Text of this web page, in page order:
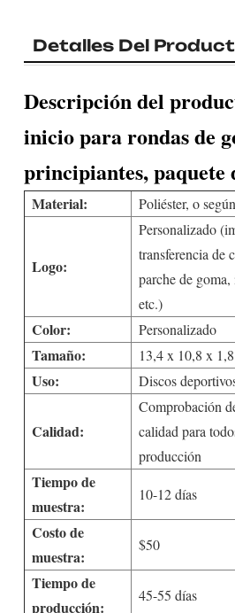
Detalles Del
Descripción del
inicio para rondas de
principiantes, paquete
Material: Poliéster, o
Logo:
Personalizado
transferencia de
parche de
etc.)
Color: Personalizado
Tamaño: 13,4 x 10,8 x
Uso: Discos
Calidad:
Comprobación
calidad para
producción
Tiempo de
muestra:
10-12 días
Costo de
muestra:
$50
Tiempo de
producción:
45-55 días